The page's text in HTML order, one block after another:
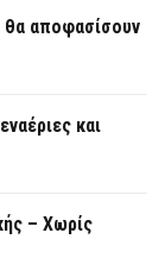
θα αποφασίσουν
και
– Χωρίς